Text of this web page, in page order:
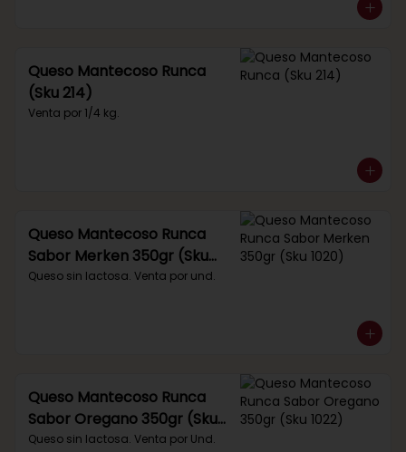
Queso Mantecoso Runca
(Sku 214)
Venta por 1/4 kg.
Queso Mantecoso Runca
Sabor Merken 350gr (Sku
1020)
Queso sin lactosa. Venta por und.
Queso Mantecoso Runca
Sabor Oregano 350gr (Sku
1022)
Queso sin lactosa. Venta por Und.